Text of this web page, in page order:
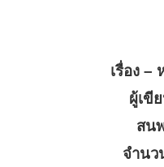
เรื่อง –
ผู้เขี
สน
จำนว